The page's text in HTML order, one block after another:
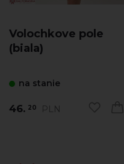
Volochkove pole
(biala)
na stanie
46. 20 PLN